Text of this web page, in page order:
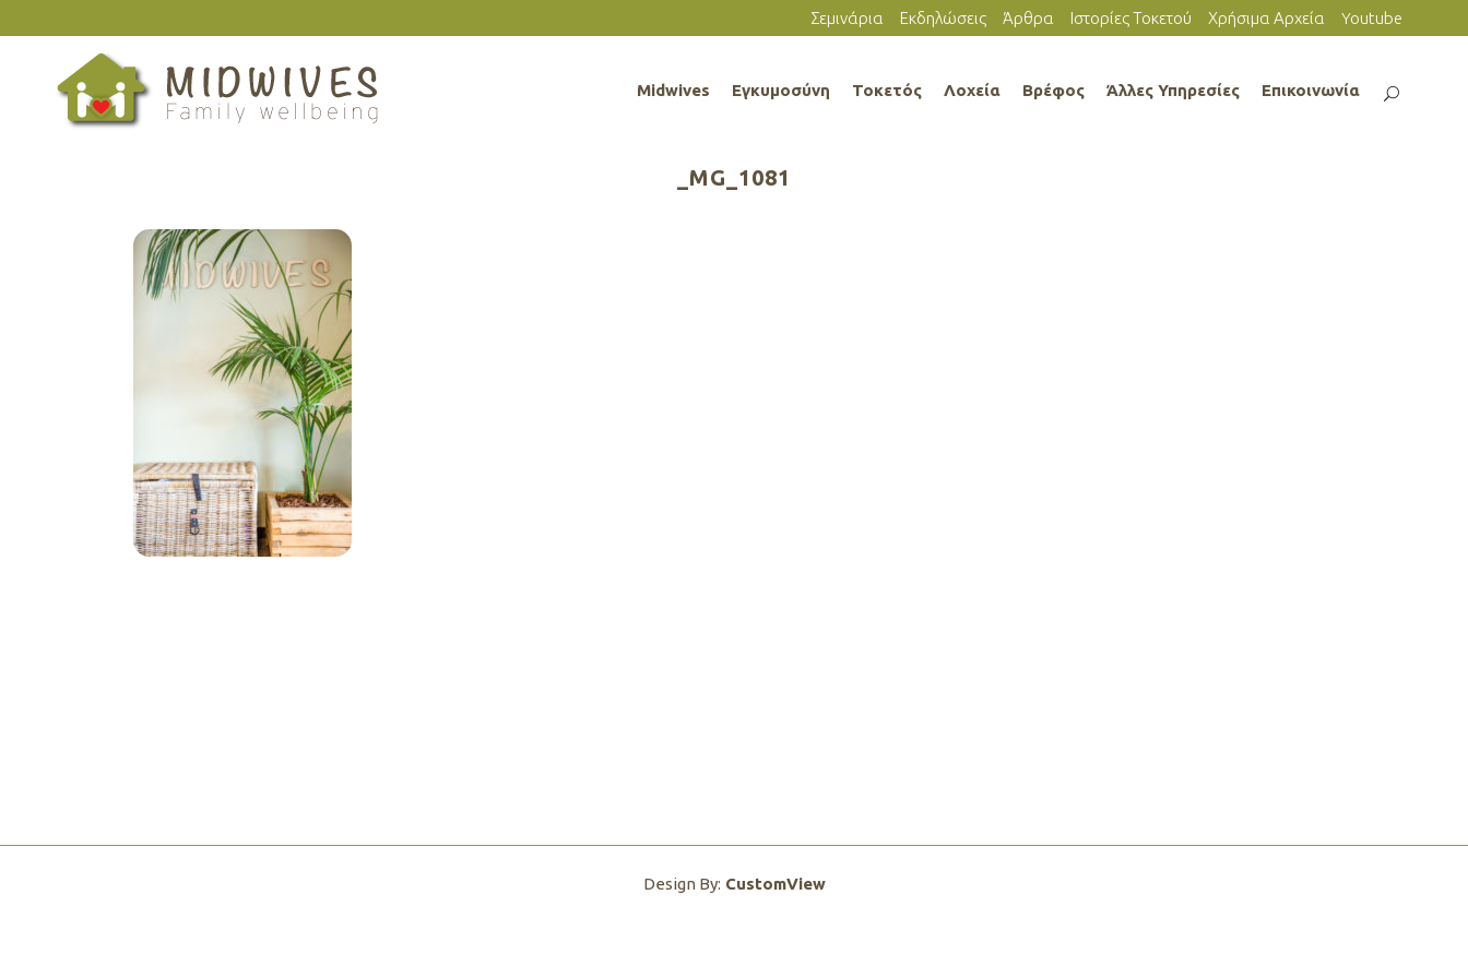
Σεμινάρια Εκδηλώσεις Άρθρα Ιστορίες Τοκετού Χρήσιμα Αρχεία Youtube
Midwives Εγκυμοσύνη Τοκετός Λοχεία Βρέφος Άλλες Υπηρεσίες Επικοινωνία
_MG_1081
Design By: CustomView